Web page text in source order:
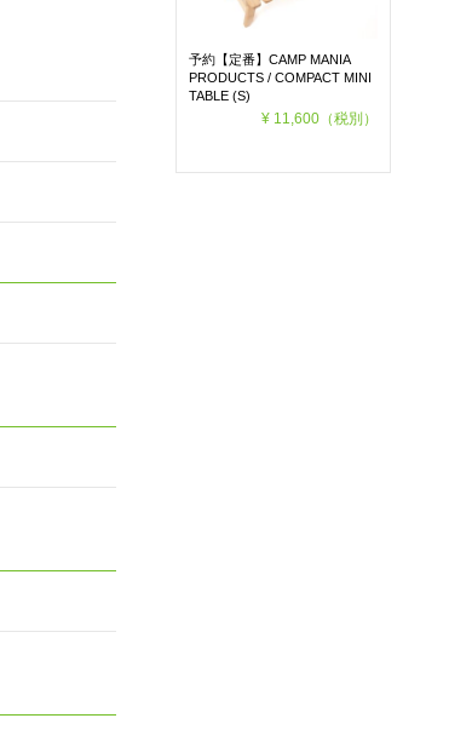
予約【定番】CAMP MANIA
PRODUCTS / COMPACT MINI
TABLE (S)
¥ 11,600（税別）